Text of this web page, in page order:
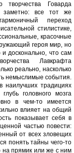
творчества Говарда
все тот же
переход
стилистике,
красочные
героя мир, но
и досконально, что сам
Лавкрафта
реально, насколько
немыслимые события.
наилучших традициях
головного мозга
в чем-то имеется
влияет на общий
показывает себя в
частью повести:
от всех зловещих
понять тайны чего-то
на прямик или же с ним